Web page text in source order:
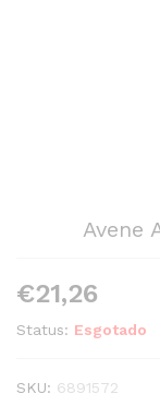
Avene
€21,26
Status: Esgotado
SKU: 6891572